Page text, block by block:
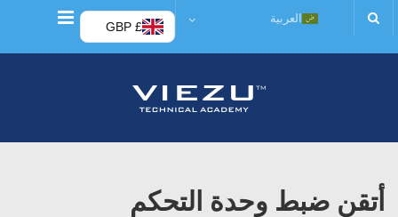
قائمة £ GBP
العربية
أتقن ضبط وحدة التحكم